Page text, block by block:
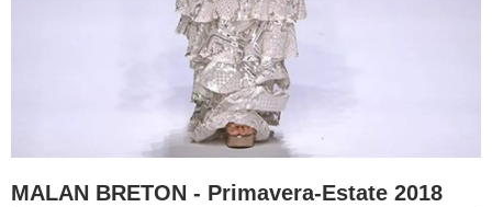
MALAN BRETON - Primavera-Estate 2018